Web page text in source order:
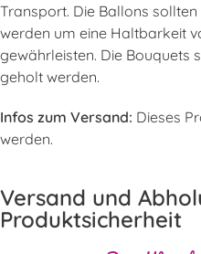
Transport. Die Ballons
werden um eine Haltbarkeit
gewährleisten. Die Bouquets
geholt werden.
Infos zum Versand: Dieses
werden.
Versand und
Produktsicherheit